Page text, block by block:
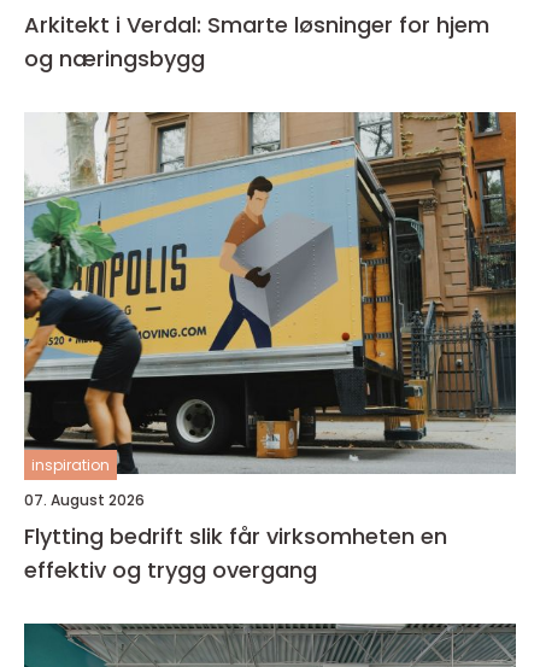
Arkitekt i Verdal: Smarte løsninger for hjem
og næringsbygg
inspiration
07. August 2026
Flytting bedrift slik får virksomheten en
effektiv og trygg overgang